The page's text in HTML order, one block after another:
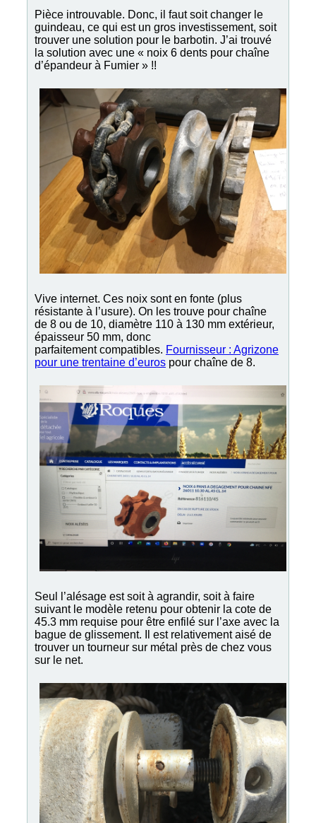
Pièce introuvable. Donc, il faut soit changer le
guindeau, ce qui est un gros investissement, soit
trouver une solution pour le barbotin. J’ai trouvé
la solution avec une « noix 6 dents pour chaîne
d’épandeur à Fumier » !!
Vive internet. Ces noix sont en fonte (plus
résistante à l’usure). On les trouve pour chaîne
de 8 ou de 10, diamètre 110 à 130 mm extérieur,
épaisseur 50 mm, donc
parfaitement compatibles. Fournisseur : Agrizone
pour une trentaine d’euros pour chaîne de 8.
Seul l’alésage est soit à agrandir, soit à faire
suivant le modèle retenu pour obtenir la cote de
45.3 mm requise pour être enfilé sur l’axe avec la
bague de glissement. Il est relativement aisé de
trouver un tourneur sur métal près de chez vous
sur le net.